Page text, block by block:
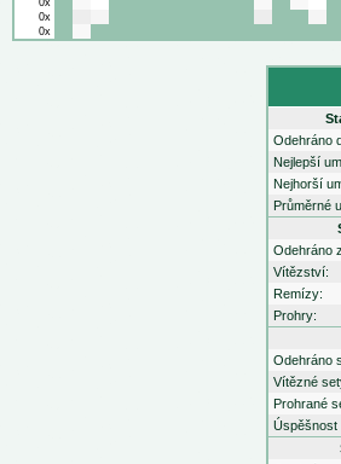
0x
0x
0x
Odehráno
Nejlepší
Nejhorší
Průměrné
Odehráno
Vítězství:
Remízy:
Prohry:
Odehráno
Vítězné
Prohrané
Úspěšnost